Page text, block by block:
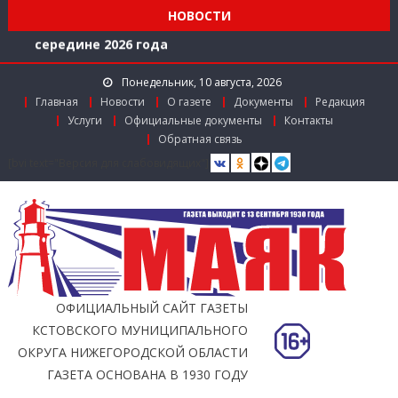
НОВОСТИ
Расширяем международное сотрудничество
Понедельник, 10 августа, 2026
Главная
Новости О газете Документы
Редакция
Услуги
Официальные документы
Контакты
Обратная связь
ОФИЦИАЛЬНЫЙ САЙТ ГАЗЕТЫ
КСТОВСКОГО МУНИЦИПАЛЬНОГО
ОКРУГА НИЖЕГОРОДСКОЙ ОБЛАСТИ
ГАЗЕТА ОСНОВАНА В 1930 ГОДУ